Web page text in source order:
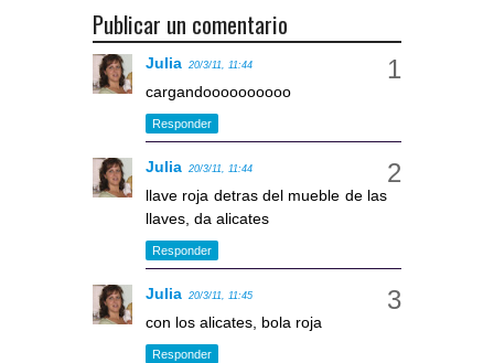
Publicar un comentario
Julia 20/3/11, 11:44
cargandoooooooooo
Responder
Julia 20/3/11, 11:44
llave roja detras del mueble de las
llaves, da alicates
Responder
Julia 20/3/11, 11:45
con los alicates, bola roja
Responder